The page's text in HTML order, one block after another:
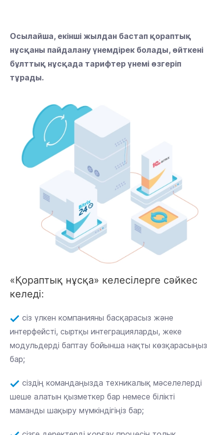
Осылайша, екінші жылдан бастап қораптық
нұсқаны пайдалану үнемдірек болады, өйткені
бұлттық нұсқада тарифтер үнемі өзгеріп
тұрады.
«Қораптық нұсқа» келесілерге сәйкес
келеді:
сіз үлкен компанияны басқарасыз және
интерфейсті, сыртқы интеграцияларды, жеке
модульдерді баптау бойынша нақты көзқарасыңыз
бар;
сіздің командаңызда техникалық мәселелерді
шеше алатын қызметкер бар немесе білікті
маманды шақыру мүмкіндігіңіз бар;